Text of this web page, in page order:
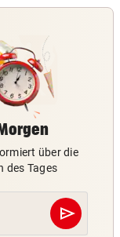
über die
des Tages
send
Abschicken